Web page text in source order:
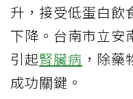
升，接受低蛋白飲
下降。台南市立安
引起腎臟病 ，除藥
成功關鍵。